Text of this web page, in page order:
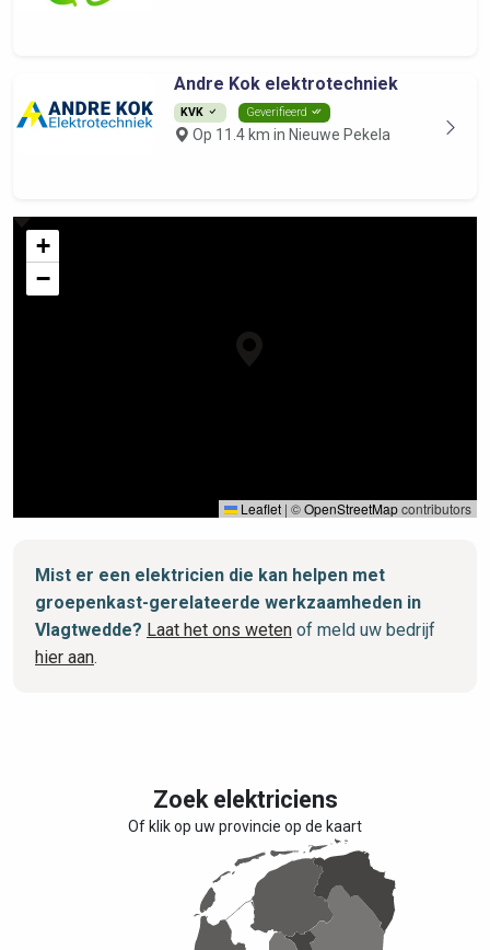
Andre Kok elektrotechniek
KVK Geverifieerd
Op 11.4 km in Nieuwe Pekela
+
−
Leaflet | ©OpenStreetMapcontributors
Mist er een elektricien die kan helpen met
groepenkast-gerelateerde werkzaamheden in
Vlagtwedde? Laat het ons weten of meld uw bedrijf
hier aan.
Zoek elektriciens
Of klik op uw provincie op de kaart